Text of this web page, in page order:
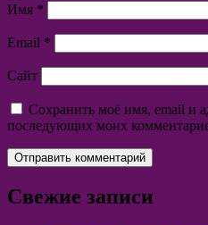
Имя *
Email *
Сайт
Сохранить моё имя, email и
последующих моих
Свежие записи